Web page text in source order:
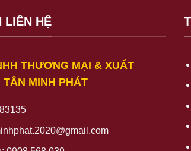
LIÊN HỆ
THƯƠNG MẠI & XUẤT
MINH PHÁT